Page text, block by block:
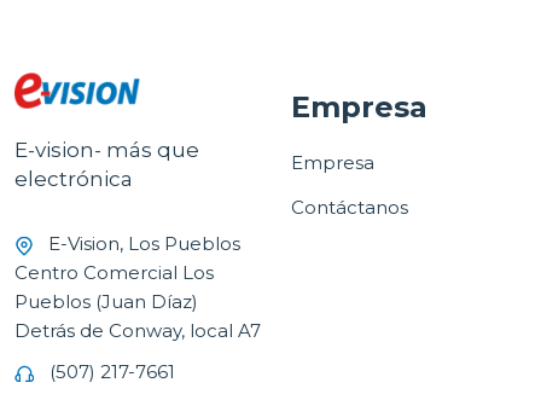
E-vision- más que
electrónica
E-Vision, Los Pueblos
Centro Comercial Los
Pueblos (Juan Díaz)
Detrás de Conway, local A7
(507) 217-7661
Empresa
Empresa
Contáctanos